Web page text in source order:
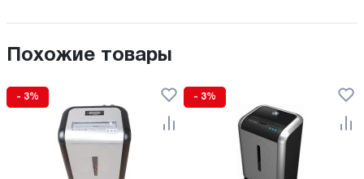
Похожие товары
- 3% - 3%